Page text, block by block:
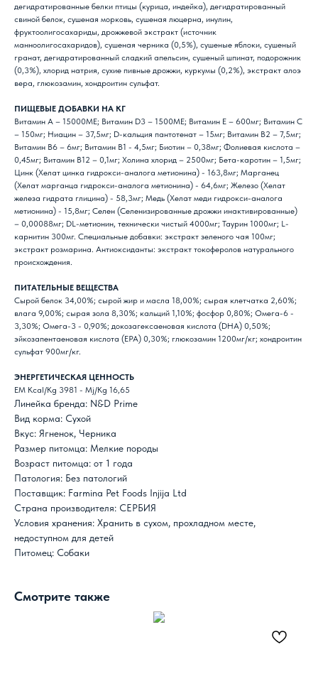
дегидратированные белки птицы (курица, индейка), дегидратированный
свиной белок, сушеная морковь, сушеная люцерна, инулин,
фруктоолигосахариды, дрожжевой экстракт (источник
маннoолигосахаридов), сушеная черника (0,5%), сушеные яблоки, сушеный
гранат, дегидратированный сладкий апельсин, сушеный шпинат, подорожник
(0,3%), хлорид натрия, сухие пивные дрожжи, куркумы (0,2%), экстракт алоэ
вера, глюкозамин, хондроитин сульфат.
ПИЩЕВЫЕ ДОБАВКИ НА КГ
Витамин А – 15000МЕ; Витамин D3 – 1500МЕ; Витамин Е – 600мг; Витамин С
– 150мг; Ниацин – 37,5мг; D-кальция пантотенат – 15мг; Витамин В2 – 7,5мг;
Витамин В6 – 6мг; Витамин В1 - 4,5мг; Биотин – 0,38мг; Фолиевая кислота –
0,45мг; Витамин В12 – 0,1мг; Холина хлорид – 2500мг; Бета-каротин – 1,5мг;
Цинк (Хелат цинка гидрокси-аналога метионина) - 163,8мг; Марганец
(Хелат марганца гидрокси-аналога метионина) - 64,6мг; Железо (Хелат
железа гидрата глицина) - 58,3мг; Медь (Хелат меди гидрокси-аналога
метионина) - 15,8мг; Селен (Селенизированные дрожжи инактивированные)
– 0,00088мг; DL-метионин, технически чистый 4000мг; Таурин 1000мг; L-
карнитин 300мг. Специальные добавки: экстракт зеленого чая 100мг;
экстракт розмарина. Антиоксиданты: экстракт токоферолов натурального
происхождения.
ПИТАТЕЛЬНЫЕ ВЕЩЕСТВА
Сырой белок 34,00%; сырой жир и масла 18,00%; сырая клетчатка 2,60%;
влага 9,00%; сырая зола 8,30%; кальций 1,10%; фосфор 0,80%; Омега-6 -
3,30%; Омега-3 - 0,90%; докозагексаеновая кислота (DHA) 0,50%;
эйкозапентаеновая кислота (EPA) 0,30%; глюкозамин 1200мг/кг; хондроитин
сульфат 900мг/кг.
ЭНЕРГЕТИЧЕСКАЯ ЦЕННОСТЬ
EM Kcal/Kg 3981 - Mj/Kg 16,65
Линейка бренда: N&D Prime
Вид корма: Сухой
Вкус: Ягненок, Черника
Размер питомца: Мелкие породы
Возраст питомца: от 1 года
Патология: Без патологий
Поставщик: Farmina Pet Foods Injija Ltd
Страна производителя: СЕРБИЯ
Условия хранения: Хранить в сухом, прохладном месте,
недоступном для детей
Питомец: Собаки
Смотрите также